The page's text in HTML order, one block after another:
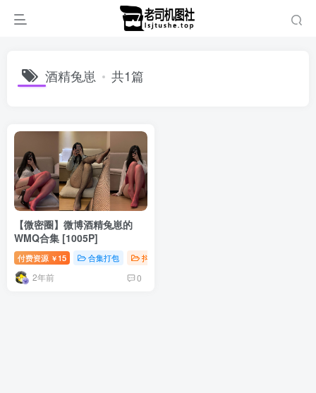
酒精兔崽 共1篇
【微密圈】微博酒精兔崽的
WMQ合集 [1005P]
付费资源 ￥ 15 合集打包 抖音微密
2年前 0